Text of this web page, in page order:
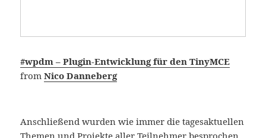
#wpdm – Plugin-Entwicklung für den TinyMCE
fromNico Danneberg
Anschließend wurden wie immer die tagesaktuellen
Themen und Projekte aller Teilnehmer besprochen,